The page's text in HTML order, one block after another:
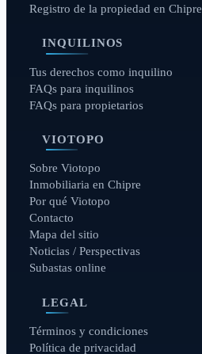
Registro de la propiedad en Chipre
INQUILINOS
Tus derechos como inquilino
FAQs para inquilinos
FAQs para propietarios
VIOTOPO
Sobre Viotopo
Inmobiliaria en Chipre
Por qué Viotopo
Contacto
Mapa del sitio
Noticias / Perspectivas
Subastas online
LEGAL
Términos y condiciones
Política de privacidad